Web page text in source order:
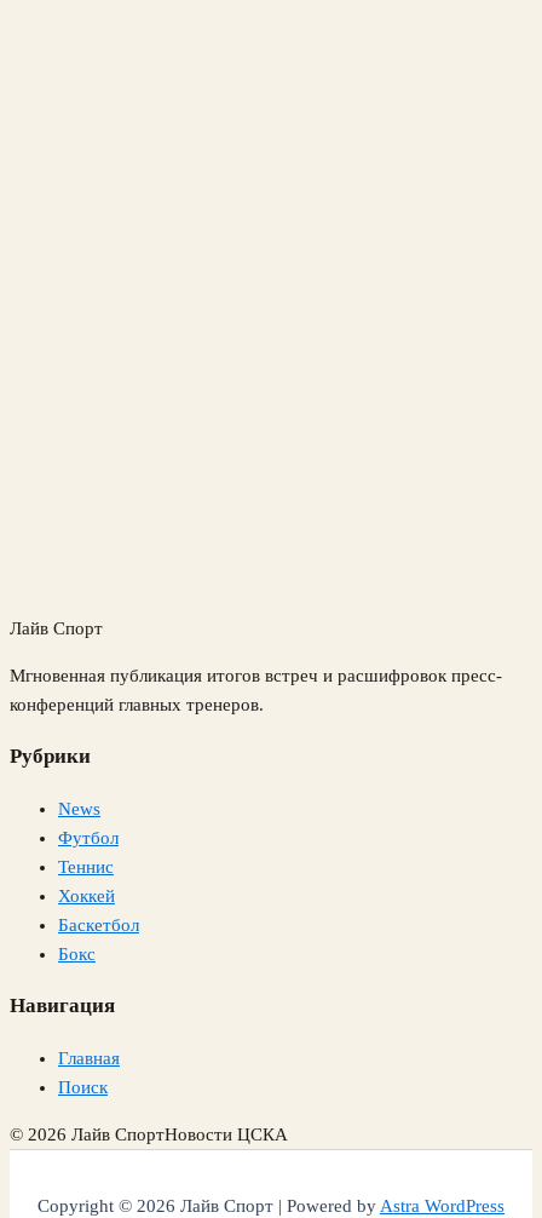
Лайв Спорт
Мгновенная публикация итогов встреч и расшифровок пресс-
конференций главных тренеров.
Рубрики
News
Футбол
Теннис
Хоккей
Баскетбол
Бокс
Навигация
Главная
Поиск
© 2026 Лайв СпортНовости ЦСКА
Copyright © 2026 Лайв Спорт | Powered byAstra WordPress